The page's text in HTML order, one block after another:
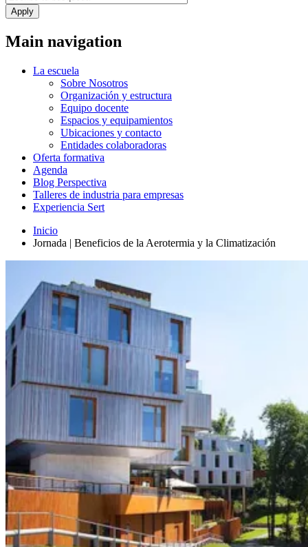
Main navigation
La escuela
Sobre Nosotros
Organización y estructura
Equipo docente
Espacios y equipamientos
Ubicaciones y contacto
Entidades colaboradoras
Oferta formativa
Agenda
Blog Perspectiva
Talleres de industria para empresas
Experiencia Sert
Inicio
Jornada | Beneficios de la Aerotermia y la Climatización